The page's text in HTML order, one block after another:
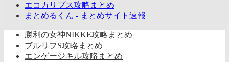
エコカリプス攻略まとめ
まとめるくん - まとめサイト速報
勝利の女神NIKKE攻略まとめ
ブルリフS攻略まとめ
エンゲージキル攻略まとめ